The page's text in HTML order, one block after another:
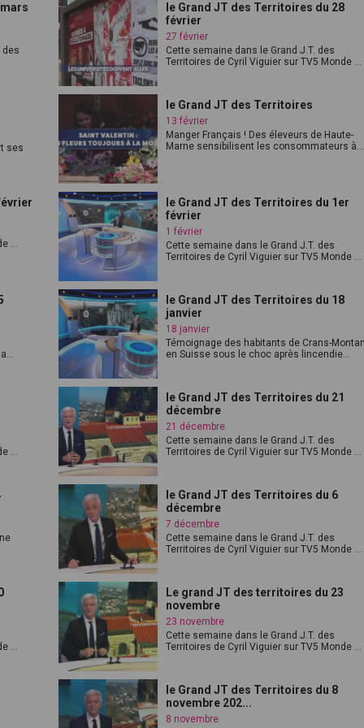
des
le Grand JT des Territoires du 28
février
27 février
Cette semaine dans le Grand J.T. des
Territoires de Cyril Viguier sur TV5 Monde ...
ses
le Grand JT des Territoires
13 février
Manger Français ! Des éleveurs de Haute-
Marne sensibilisent les consommateurs à...
...
le Grand JT des Territoires du 1er
février
1 février
Cette semaine dans le Grand J.T. des
Territoires de Cyril Viguier sur TV5 Monde ...
le Grand JT des Territoires du 18
janvier
18 janvier
Témoignage des habitants de Crans-
en Suisse sous le choc après lincendie...
...
le Grand JT des Territoires du 21
décembre
21 décembre
Cette semaine dans le Grand J.T. des
Territoires de Cyril Viguier sur TV5 Monde ...
le Grand JT des Territoires du 6
décembre
7 décembre
Cette semaine dans le Grand J.T. des
Territoires de Cyril Viguier sur TV5 Monde ...
...
Le grand JT des territoires du 23
novembre
23 novembre
Cette semaine dans le Grand J.T. des
Territoires de Cyril Viguier sur TV5 Monde ...
le Grand JT des Territoires du 8
novembre 202...
8 novembre